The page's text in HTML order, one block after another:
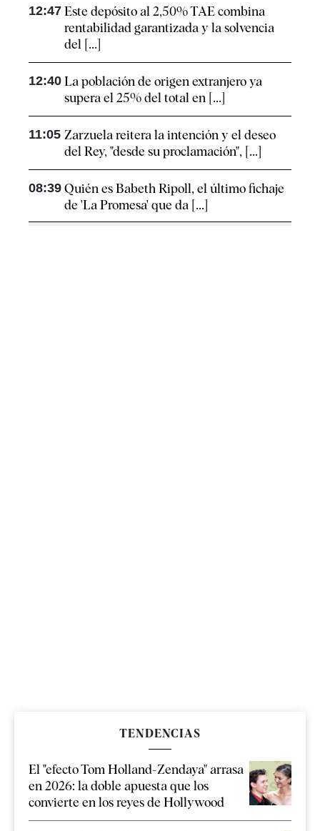
12:47 Este depósito al 2,50% TAE combina
rentabilidad garantizada y la solvencia
del [...]
12:40 La población de origen extranjero ya
supera el 25% del total en [...]
11:05 Zarzuela reitera la intención y el deseo
del Rey, "desde su proclamación", [...]
08:39 Quién es Babeth Ripoll, el último fichaje
de 'La Promesa' que da [...]
TENDENCIAS
El "efecto Tom Holland-Zendaya" arrasa
en 2026: la doble apuesta que los
convierte en los reyes de Hollywood